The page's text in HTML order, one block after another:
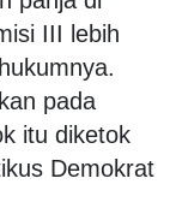
III lebih
pada
itu diketok
Demokrat